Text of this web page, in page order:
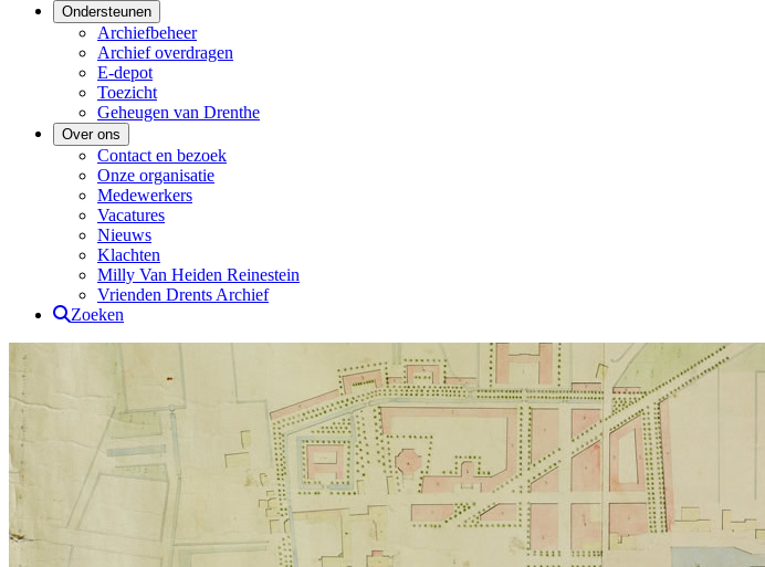
Ondersteunen
Archiefbeheer
Archief overdragen
E-depot
Toezicht
Geheugen van Drenthe
Over ons
Contact en bezoek
Onze organisatie
Medewerkers
Vacatures
Nieuws
Klachten
Milly Van Heiden Reinestein
Vrienden Drents Archief
Zoeken
Drents Archief